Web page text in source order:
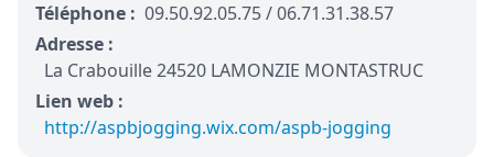
Téléphone : 09.50.92.05.75 / 06.71.31.38.57
Adresse :
La Crabouille 24520 LAMONZIE MONTASTRUC
Lien web :
http://aspbjogging.wix.com/aspb-jogging